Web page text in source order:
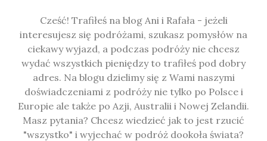
Cześć! Trafiłeś na blog Ani i Rafała - jeżeli
interesujesz się podróżami, szukasz pomysłów na
ciekawy wyjazd, a podczas podróży nie chcesz
wydać wszystkich pieniędzy to trafiłeś pod dobry
adres. Na blogu dzielimy się z Wami naszymi
doświadczeniami z podróży nie tylko po Polsce i
Europie ale także po Azji, Australii i Nowej Zelandii.
Masz pytania? Chcesz wiedzieć jak to jest rzucić
"wszystko" i wyjechać w podróż dookoła świata?